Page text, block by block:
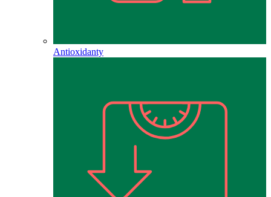
Antioxidanty